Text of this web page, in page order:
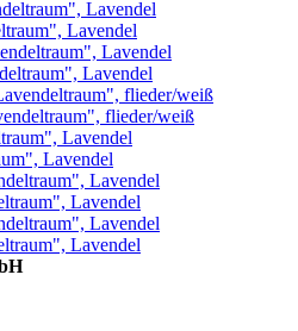
Lavendel
Lavendel
flieder/weiß
Lavendel
Lavendel
Lavendel